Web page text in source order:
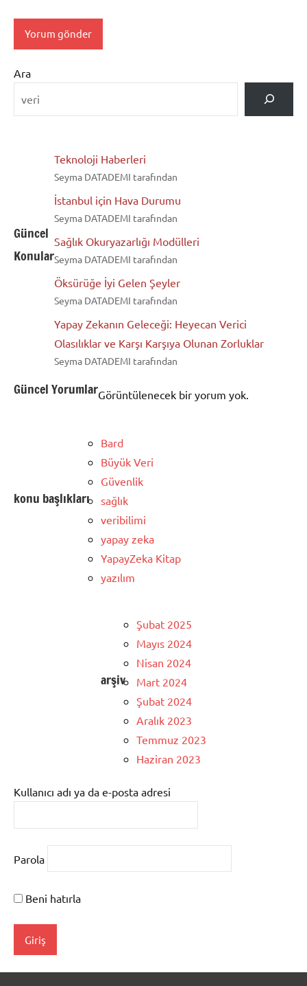
Ara
Güncel
Konular
Teknoloji Haberleri
Seyma DATADEMI tarafından
İstanbul için Hava Durumu
Seyma DATADEMI tarafından
Sağlık Okuryazarlığı Modülleri
Seyma DATADEMI tarafından
Öksürüğe İyi Gelen Şeyler
Seyma DATADEMI tarafından
Yapay Zekanın Geleceği: Heyecan Verici
Olasılıklar ve Karşı Karşıya Olunan Zorluklar
Seyma DATADEMI tarafından
Güncel YorumlarGörüntülenecek bir yorum yok.
konu başlıkları
Bard
Büyük Veri
Güvenlik
sağlık
veribilimi
yapay zeka
YapayZeka Kitap
yazılım
arşiv
Şubat 2025
Mayıs 2024
Nisan 2024
Mart 2024
Şubat 2024
Aralık 2023
Temmuz 2023
Haziran 2023
Kullanıcı adı ya da e-posta adresi
Parola
Beni hatırla